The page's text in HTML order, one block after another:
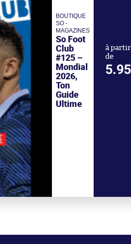
BOUTIQUE
SO -
MAGAZINES
So Foot
Club
#125 –
Mondial
2026,
Ton
Guide
Ultime
à partir
de